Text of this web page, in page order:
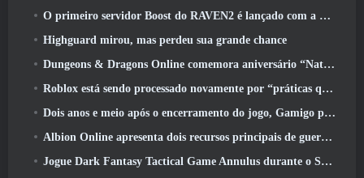
O primeiro servidor Boost do RAVEN2 é lançado com a atualização de hoje
Highguard mirou, mas perdeu sua grande chance
Dungeons & Dragons Online comemora aniversário “Natural 20” com missões e recompensas especiais
Roblox está sendo processado novamente por “práticas que colocam em perigo e exploram crianças”
Dois anos e meio após o encerramento do jogo, Gamigo provoca o retorno do MMO medieval Glory Victis
Albion Online apresenta dois recursos principais de guerra de facções na atualização Realm Divided Part II
Jogue Dark Fantasy Tactical Game Annulus durante o Steam Next Fest